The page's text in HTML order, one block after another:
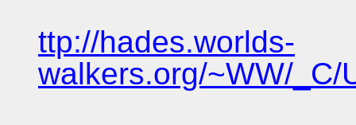
ttp://hades.worlds-
walkers.org/~WW/_C/